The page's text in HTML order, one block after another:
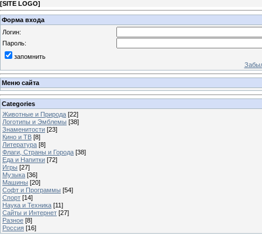
[SITE LOGO]
Форма входа
Логин:
Пароль:
запомнить
Меню сайта
Categories
Животные и Природа [22]
Логотипы и Эмблемы [38]
Знаменитости [23]
Кино и ТВ [8]
Литература [8]
Флаги, Страны и Города [38]
Еда и Напитки [72]
Игры [27]
Музыка [36]
Машины [20]
Софт и Программы [54]
Спорт [14]
Наука и Техника [11]
Сайты и Интернет [27]
Разное [8]
Россия [16]